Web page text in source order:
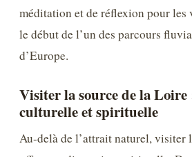
méditation et de réflexion pour les
le début de l’un des parcours
d’Europe.
Visiter la source de la Loire
culturelle et spirituelle
Au-delà de l’attrait naturel, visiter